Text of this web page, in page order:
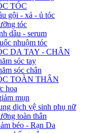
TÓC
gội - xả - ủ tóc
tóc
dầu - serum
nhuộm tóc
DA TAY - CHÂN
sóc tay
sóc chân
TOÀN THÂN
hoa
mụn
dịch vệ sinh phụ nữ
toàn thân
béo - Rạn Da